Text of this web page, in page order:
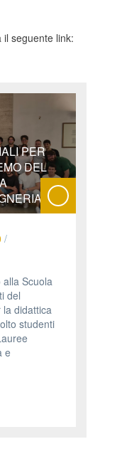
il seguente link:
PER
DEL
/
Scuola
del
didattica
studenti
e